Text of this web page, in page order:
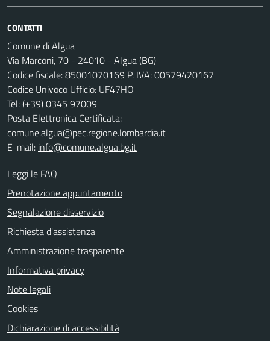
CONTATTI
Comune di Algua
Via Marconi, 70 - 24010 - Algua (BG)
Codice fiscale: 85001070169 P. IVA: 00579420167
Codice Univoco Ufficio: UF47HO
Tel:(+39) 0345 97009
Posta Elettronica Certificata:
comune.algua@pec.regione.lombardia.it
E-mail: info@comune.algua.bg.it
Leggi le FAQ
Prenotazione appuntamento
Segnalazione disservizio
Richiesta d'assistenza
Amministrazione trasparente
Informativa privacy
Note legali
Cookies
Dichiarazione di accessibilità